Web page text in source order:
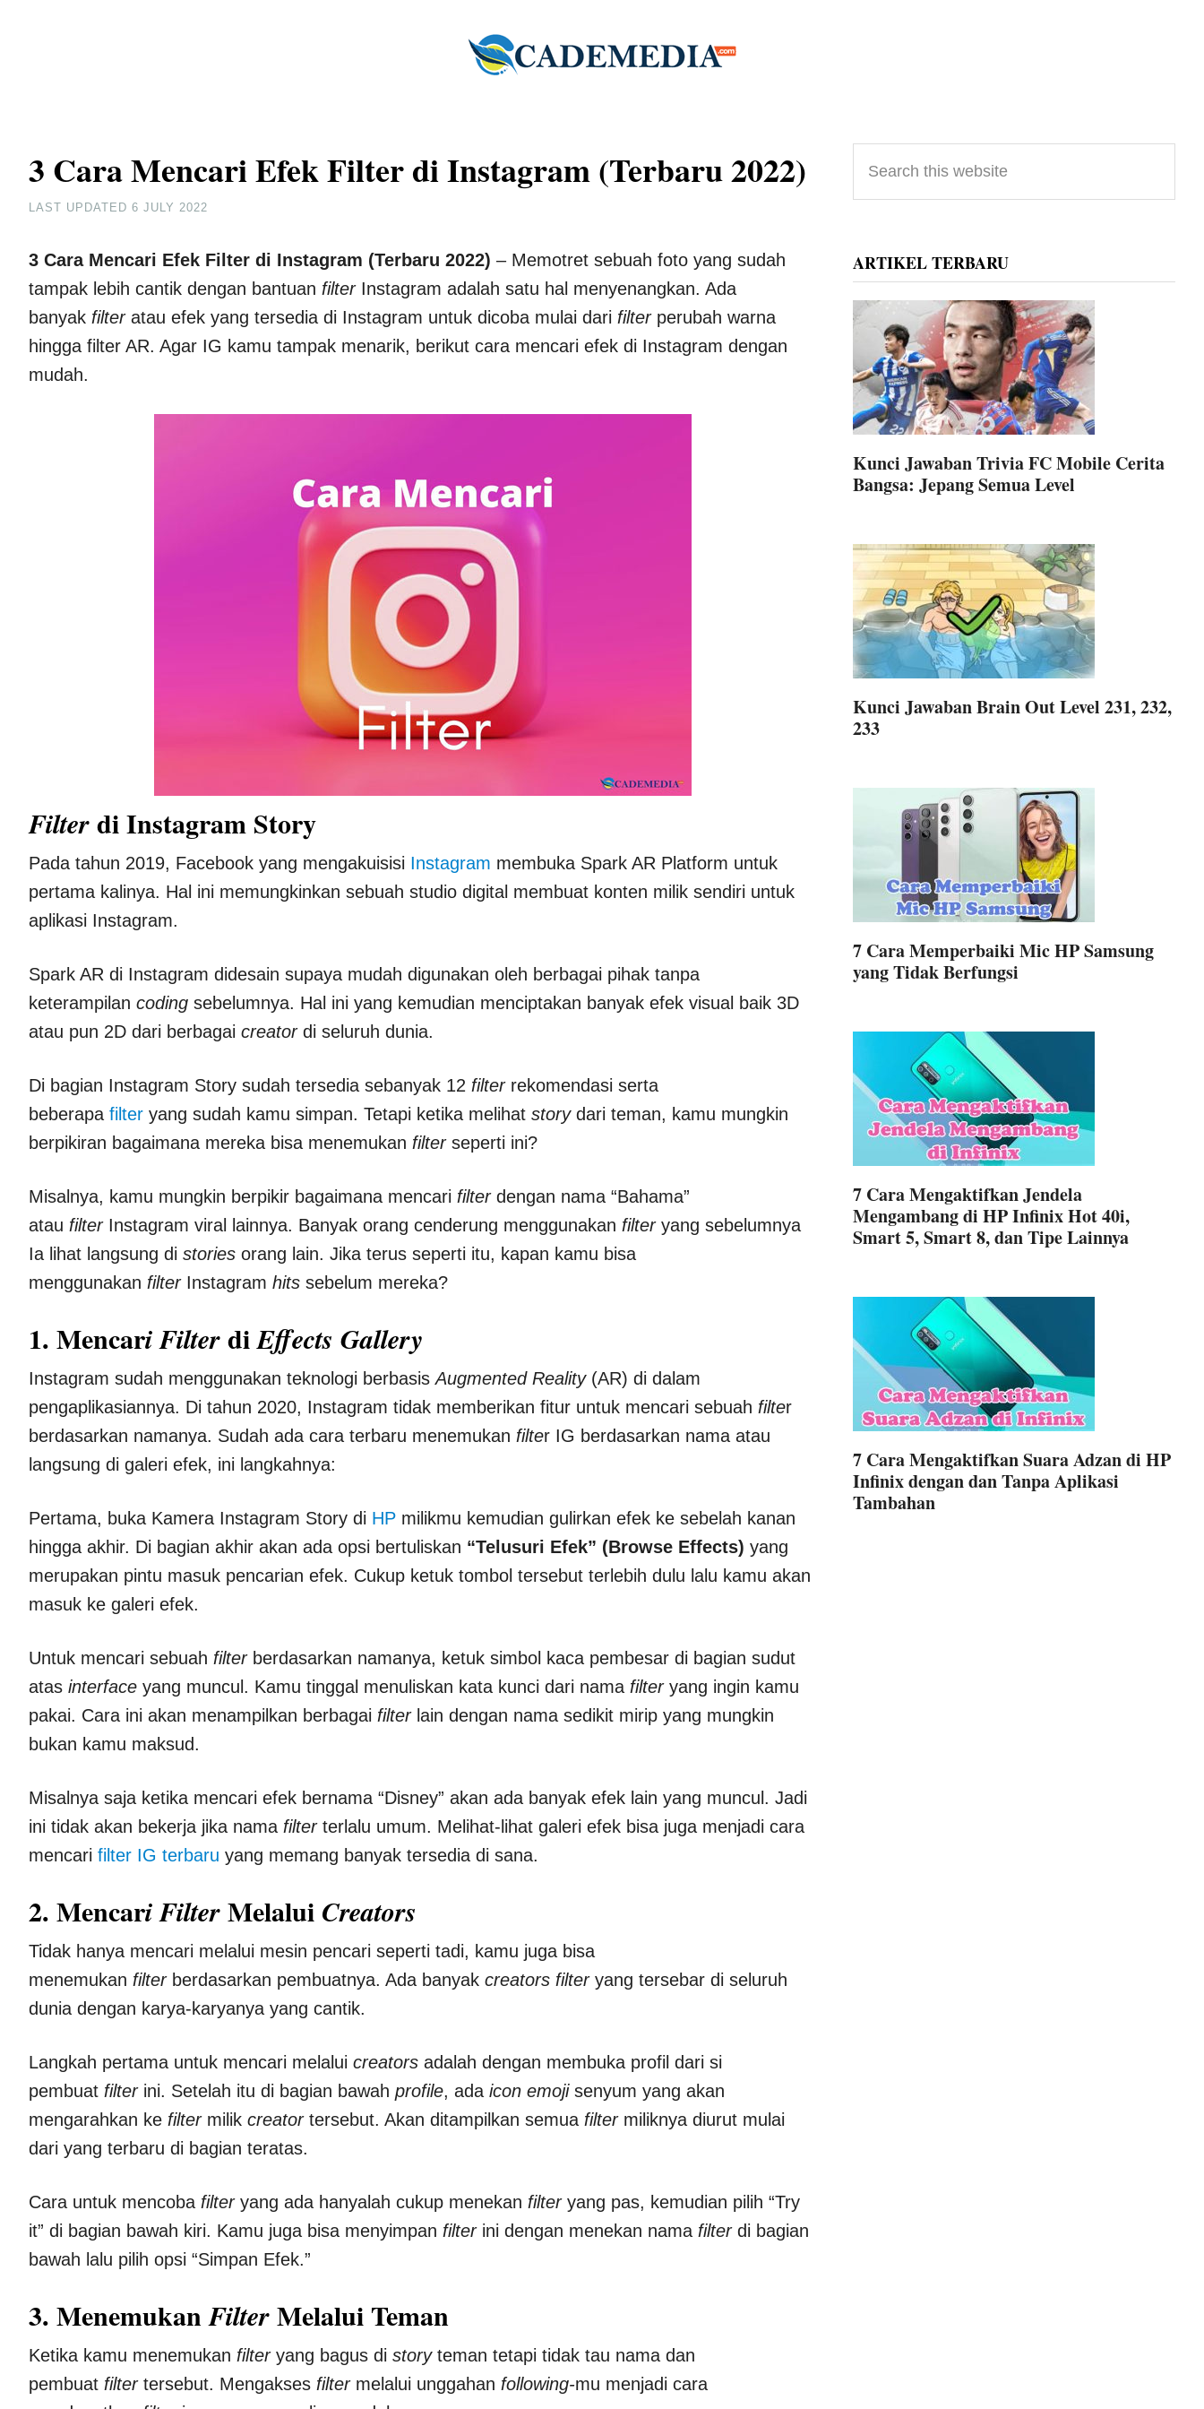
3 Cara Mencari Efek Filter di Instagram (Terbaru 2022)
LAST UPDATED 6 JULY 2022
3 Cara Mencari Efek Filter di Instagram (Terbaru 2022) – Memotret sebuah foto yang sudah
tampak lebih cantik dengan bantuan filter Instagram adalah satu hal menyenangkan. Ada
banyak filteratau efek yang tersedia di Instagram untuk dicoba mulai dari filterperubah warna
hingga filter AR. Agar IG kamu tampak menarik, berikut cara mencari efek di Instagram dengan
mudah.
Filterdi Instagram Story
Pada tahun 2019, Facebook yang mengakuisisi Instagram membuka Spark AR Platform untuk
pertama kalinya. Hal ini memungkinkan sebuah studio digital membuat konten milik sendiri untuk
aplikasi Instagram.
Spark AR di Instagram didesain supaya mudah digunakan oleh berbagai pihak tanpa
keterampilan coding sebelumnya. Hal ini yang kemudian menciptakan banyak efek visual baik 3D
atau pun 2D dari berbagai creator di seluruh dunia.
Di bagian Instagram Story sudah tersedia sebanyak 12 filterrekomendasi serta
beberapa filter yang sudah kamu simpan. Tetapi ketika melihat story dari teman, kamu mungkin
berpikiran bagaimana mereka bisa menemukan filterseperti ini?
Misalnya, kamu mungkin berpikir bagaimana mencari filterdengan nama “Bahama”
atau filterInstagram viral lainnya. Banyak orang cenderung menggunakan filter yang sebelumnya
Ia lihat langsung di stories orang lain. Jika terus seperti itu, kapan kamu bisa
menggunakan filter Instagram hits sebelum mereka?
1. Mencari FilterdiEffects Gallery
Instagram sudah menggunakan teknologi berbasisAugmented Reality (AR) di dalam
pengaplikasiannya. Di tahun 2020, Instagram tidak memberikan fitur untuk mencari sebuah filter
berdasarkan namanya. Sudah ada cara terbaru menemukan filter IG berdasarkan nama atau
langsung di galeri efek, ini langkahnya:
Pertama, buka Kamera Instagram Story di HP milikmu kemudian gulirkan efek ke sebelah kanan
hingga akhir. Di bagian akhir akan ada opsi bertuliskan “Telusuri Efek” (Browse Effects) yang
merupakan pintu masuk pencarian efek. Cukup ketuk tombol tersebut terlebih dulu lalu kamu akan
masuk ke galeri efek.
Untuk mencari sebuah filterberdasarkan namanya, ketuk simbol kaca pembesar di bagian sudut
atas interface yang muncul. Kamu tinggal menuliskan kata kunci dari nama filter yang ingin kamu
pakai. Cara ini akan menampilkan berbagai filterlain dengan nama sedikit mirip yang mungkin
bukan kamu maksud.
Misalnya saja ketika mencari efek bernama “Disney” akan ada banyak efek lain yang muncul. Jadi
ini tidak akan bekerja jika nama filterterlalu umum. Melihat-lihat galeri efek bisa juga menjadi cara
mencari filter IG terbaru yang memang banyak tersedia di sana.
2. Mencari FilterMelalui Creators
Tidak hanya mencari melalui mesin pencari seperti tadi, kamu juga bisa
menemukan filter berdasarkan pembuatnya. Ada banyak creators filteryang tersebar di seluruh
dunia dengan karya-karyanya yang cantik.
Langkah pertama untuk mencari melalui creators adalah dengan membuka profil dari si
pembuat filterini. Setelah itu di bagian bawah profile, ada icon emoji senyum yang akan
mengarahkan ke filtermilik creator tersebut. Akan ditampilkan semua filtermiliknya diurut mulai
dari yang terbaru di bagian teratas.
Cara untuk mencoba filteryang ada hanyalah cukup menekan filteryang pas, kemudian pilih “Try
it” di bagian bawah kiri. Kamu juga bisa menyimpan filter ini dengan menekan nama filterdi bagian
bawah lalu pilih opsi “Simpan Efek.”
3. MenemukanFilterMelalui Teman
Ketika kamu menemukan filteryang bagus di story teman tetapi tidak tau nama dan
pembuat filtertersebut. Mengakses filter melalui unggahan following-mu menjadi cara
Primary
Sidebar
this
website
ARTIKEL TERBARU
Kunci Jawaban Trivia FC Mobile Cerita
Bangsa: Jepang Semua Level
Kunci Jawaban Brain Out Level 231, 232,
233
7 Cara Memperbaiki Mic HP Samsung
yang Tidak Berfungsi
7 Cara Mengaktifkan Jendela
Mengambang di HP Infinix Hot 40i,
Smart 5, Smart 8, dan Tipe Lainnya
7 Cara Mengaktifkan Suara Adzan di HP
Infinix dengan dan Tanpa Aplikasi
Tambahan